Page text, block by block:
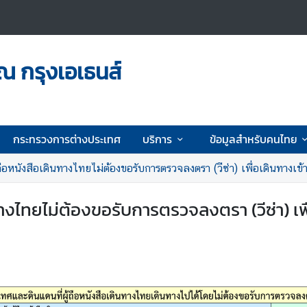
กรุงเอเธนส์
กระทรวงการต่างประเทศ บริการ ข้อมูลสำหรับคนไทย
นังสือเดินทางไทยไม่ต้องขอรับการตรวจลงตรา (วีซ่า) เพื่อเดินทางเข้
ทยไม่ต้องขอรับการตรวจลงตรา (วีซ่า) เ